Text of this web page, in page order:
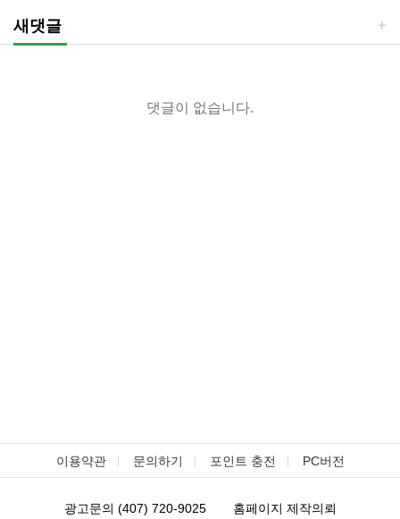
새댓글
댓글이 없습니다.
이용약관 문의하기 포인트 충전 PC버전
광고문의 (407) 720-9025 홈페이지 제작의뢰